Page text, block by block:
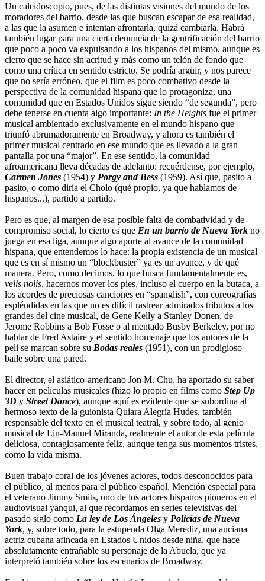
Un caleidoscopio, pues, de las distintas visiones del mundo de los
moradores del barrio, desde las que buscan escapar de esa realidad,
a las que la asumen e intentan afrontarla, quizá cambiarla. Habrá
también lugar para una cierta denuncia de la gentrificación del barrio
que poco a poco va expulsando a los hispanos del mismo, aunque es
cierto que se hace sin acritud y más como un telón de fondo que
como una crítica en sentido estricto. Se podría argüir, y nos parece
que no sería erróneo, que el film es poco combativo desde la
perspectiva de la comunidad hispana que lo protagoniza, una
comunidad que en Estados Unidos sigue siendo “de segunda”, pero
debe tenerse en cuenta algo importante: In the Heights fue el primer
musical ambientado exclusivamente en el mundo hispano que
triunfó abrumadoramente en Broadway, y ahora es también el
primer musical centrado en ese mundo que es llevado a la gran
pantalla por una “major”. En ese sentido, la comunidad
afroamericana lleva décadas de adelanto: recuérdense, por ejemplo,
Carmen Jones (1954) y Porgy and Bess (1959). Así que, pasito a
pasito, o como diría el Cholo (qué propio, ya que hablamos de
hispanos...), partido a partido.
Pero es que, al margen de esa posible falta de combatividad y de
compromiso social, lo cierto es que En un barrio de Nueva York no
juega en esa liga, aunque algo aporte al avance de la comunidad
hispana, que entendemos lo hace: la propia existencia de un musical
que es en sí mismo un “blockbuster” ya es un avance, y de qué
manera. Pero, como decimos, lo que busca fundamentalmente es,
velis nolis, hacernos mover los pies, incluso el cuerpo en la butaca, a
los acordes de preciosas canciones en “spanglish”, con coreografías
espléndidas en las que no es difícil rastrear admirados tributos a los
grandes del cine musical, de Gene Kelly a Stanley Donen, de
Jerome Robbins a Bob Fosse o al mentado Busby Berkeley, por no
hablar de Fred Astaire y el sentido homenaje que los autores de la
peli se marcan sobre su Bodas reales (1951), con un prodigioso
baile sobre una pared.
El director, el asiático-americano Jon M. Chu, ha aportado su saber
hacer en películas musicales (hizo lo propio en films como Step Up
3D y Street Dance), aunque aquí es evidente que se subordina al
hermoso texto de la guionista Quiara Alegría Hudes, también
responsable del texto en el musical teatral, y sobre todo, al genio
musical de Lin-Manuel Miranda, realmente el autor de esta película
deliciosa, contagiosamente feliz, aunque tenga sus momentos tristes,
como la vida misma.
Buen trabajo coral de los jóvenes actores, todos desconocidos para
el público, al menos para el público español. Mención especial para
el veterano Jimmy Smits, uno de los actores hispanos pioneros en el
audiovisual yanqui, al que recordamos en series televisivas del
pasado siglo como La ley de Los Ángeles y Policías de Nueva
York, y, sobre todo, para la estupenda Olga Merediz, una anciana
actriz cubana afincada en Estados Unidos desde niña, que hace
absolutamente entrañable su personaje de la Abuela, que ya
interpretó también sobre los escenarios de Broadway.